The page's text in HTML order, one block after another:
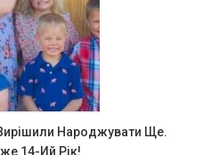
Народжувати Ще.
14-Ий Рік!